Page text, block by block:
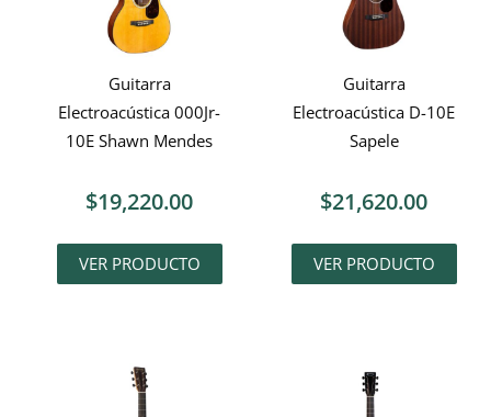
Guitarra
Electroacústica 000Jr-
10E Shawn Mendes
$19,220.00
VER PRODUCTO
Guitarra
Electroacústica D-10E
Sapele
$21,620.00
VER PRODUCTO